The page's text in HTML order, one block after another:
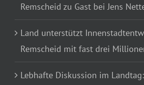
Remscheid zu Gast bei Jens
Land unterstützt
Remscheid mit fast drei
Lebhafte Diskussion im Landtag: